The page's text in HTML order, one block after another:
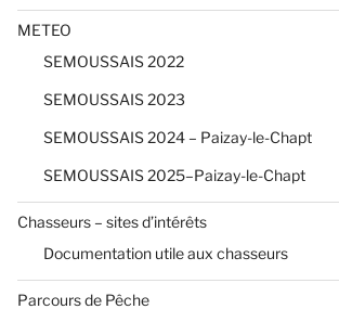
METEO
SEMOUSSAIS 2022
SEMOUSSAIS 2023
SEMOUSSAIS 2024 – Paizay-le-Chapt
SEMOUSSAIS 2025–Paizay-le-Chapt
Chasseurs – sites d’intérêts
Documentation utile aux chasseurs
Parcours de Pêche